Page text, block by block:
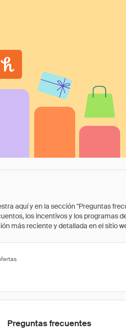
aquí y en la sección "Preguntas
los incentivos y los
más reciente y detallada en el sitio
Preguntas frecuentes